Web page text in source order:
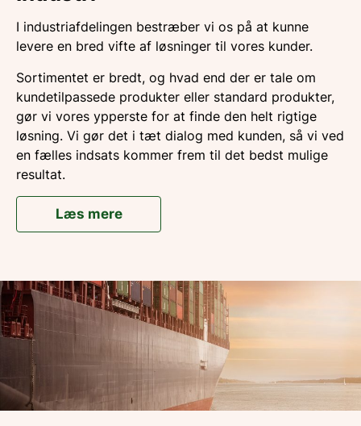
I industriafdelingen bestræber vi os på at kunne
levere en bred vifte af løsninger til vores kunder.
Sortimentet er bredt, og hvad end der er tale om
kundetilpassede produkter eller standard produkter,
gør vi vores ypperste for at finde den helt rigtige
løsning. Vi gør det i tæt dialog med kunden, så vi ved
en fælles indsats kommer frem til det bedst mulige
resultat.
Læs mere